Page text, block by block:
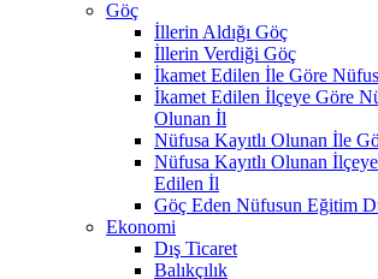
Göç
İllerin Aldığı Göç
İllerin Verdiği Göç
İkamet Edilen İle Göre
İkamet Edilen İlçeye Göre
Olunan İl
Nüfusa Kayıtlı Olunan İle
Nüfusa Kayıtlı Olunan
Edilen İl
Göç Eden Nüfusun Eğitim
Ekonomi
Dış Ticaret
Balıkçılık